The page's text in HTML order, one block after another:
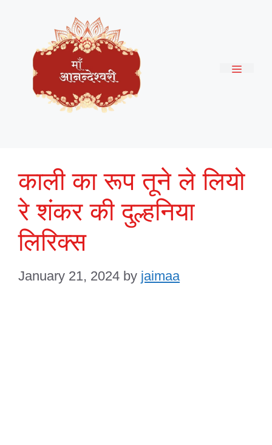
content
काली का रूप तूने ले लियो
रे शंकर की दुल्हनिया
लिरिक्स
January 21, 2024 by jaimaa